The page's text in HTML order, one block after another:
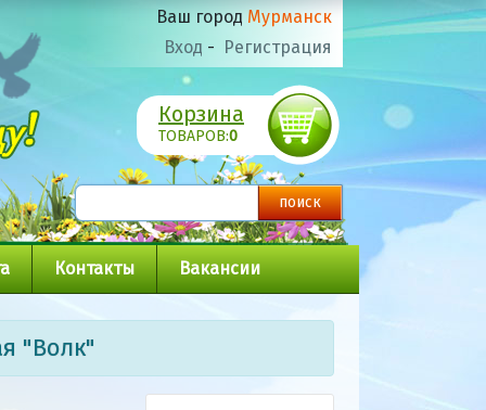
Ваш город Мурманск
Вход - Регистрация
Корзина
ТОВАРОВ:0
Контакты Вакансии
"Волк"